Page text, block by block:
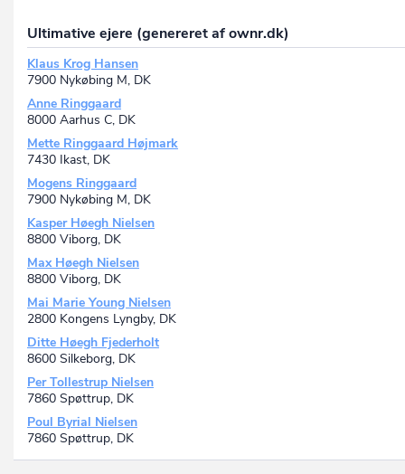
Ultimative ejere (genereret af ownr.dk)
Klaus Krog Hansen
7900 Nykøbing M, DK
Anne Ringgaard
8000 Aarhus C, DK
Mette Ringgaard Højmark
7430 Ikast, DK
Mogens Ringgaard
7900 Nykøbing M, DK
Kasper Høegh Nielsen
8800 Viborg, DK
Max Høegh Nielsen
8800 Viborg, DK
Mai Marie Young Nielsen
2800 Kongens Lyngby, DK
Ditte Høegh Fjederholt
8600 Silkeborg, DK
Per Tollestrup Nielsen
7860 Spøttrup, DK
Poul Byrial Nielsen
7860 Spøttrup, DK